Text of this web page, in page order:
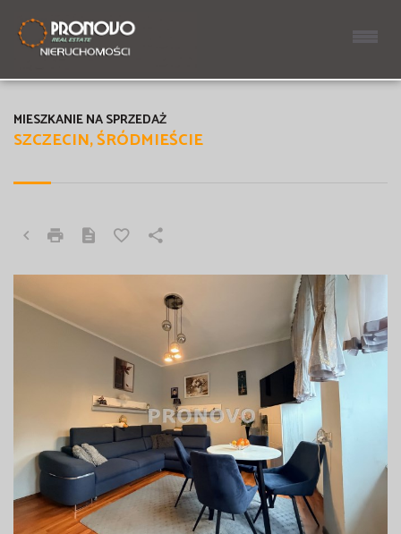
SZCZECIN, ŚRÓDMIEŚCIE
MIESZKANIE NA SPRZEDAŻ